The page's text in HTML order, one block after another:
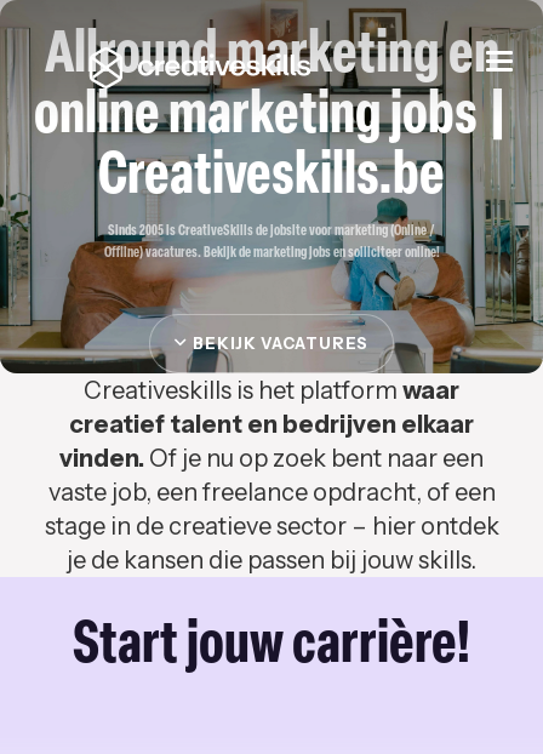
Allround marketing en
online marketing jobs |
Creativeskills.be
Sinds 2005 is CreativeSkills de jobsite voor marketing (Online /
Offline) vacatures. Bekijk de marketing jobs en solliciteer online!
BEKIJK VACATURES
Creativeskills is het platform waar
creatief talent en bedrijven elkaar
vinden. Of je nu op zoek bent naar een
vaste job, een freelance opdracht, of een
stage in de creatieve sector – hier ontdek
je de kansen die passen bij jouw skills.
Start jouw carrière!